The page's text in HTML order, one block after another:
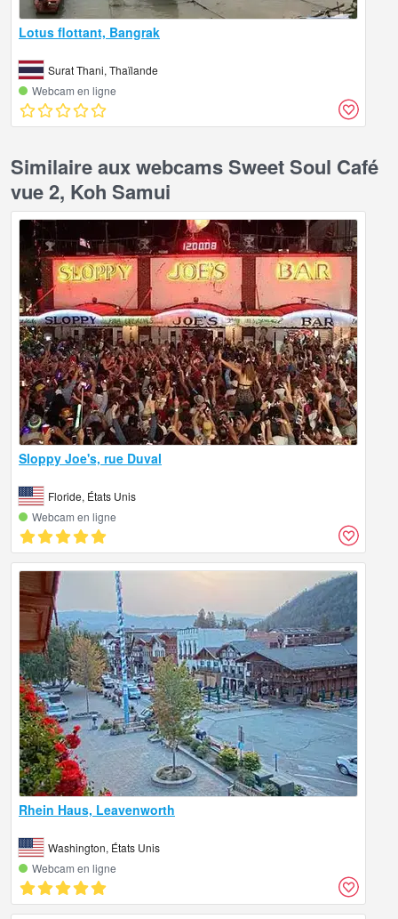
Lotus flottant, Bangrak
Surat Thani, Thaïlande
Webcam en ligne
Similaire aux webcams Sweet Soul Café
vue 2, Koh Samui
Sloppy Joe's, rue Duval
Floride, États Unis
Webcam en ligne
Rhein Haus, Leavenworth
Washington, États Unis
Webcam en ligne